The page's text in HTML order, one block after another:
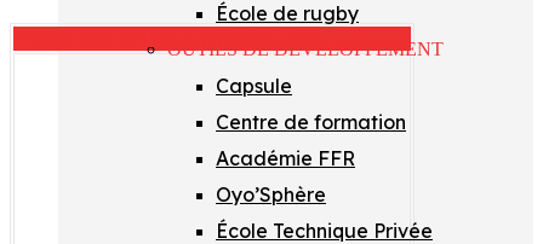
École de rugby
OUTILS DE DÉVELOPPEMENT
Capsule
Centre de formation
Académie FFR
Oyo’Sphère
École Technique Privée